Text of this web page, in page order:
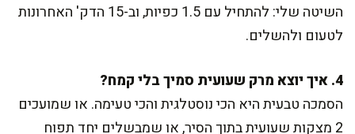
השיטה שלי: להתחיל עם 1.5 כפיות, וב-15 הדק' האחרונות
לטעום ולהשלים.
4. איך יוצא מרק שעועית סמיך בלי קמח?
הסמכה טבעית היא הכי נוסטלגית והכי טעימה. או שמועכים
2 מצקות שעועית בתוך הסיר, או שמבשלים יחד תפוח